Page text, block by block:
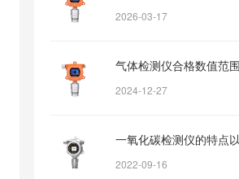
2026-03-17
气体检测仪合格数值范
2024-12-27
2022-09-16